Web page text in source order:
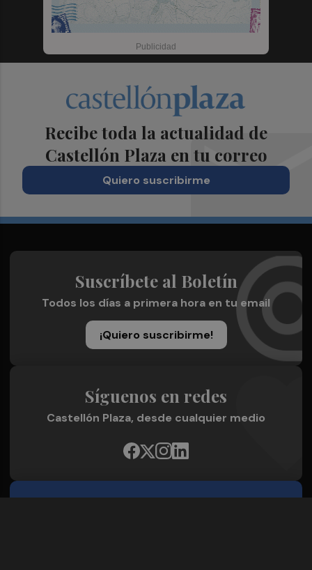
Recibe toda la actualidad de
Castellón Plaza en tu correo
Quiero suscribirme
Suscríbete al Boletín
Todos los días a primera hora en tu email
¡Quiero suscribirme!
Síguenos en redes
Castellón Plaza, desde cualquier medio